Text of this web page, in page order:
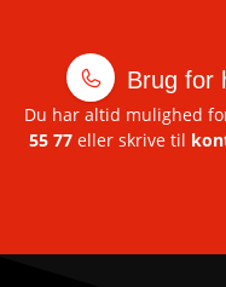
Brug for
Du har altid mulighed
55 77 eller skrive til